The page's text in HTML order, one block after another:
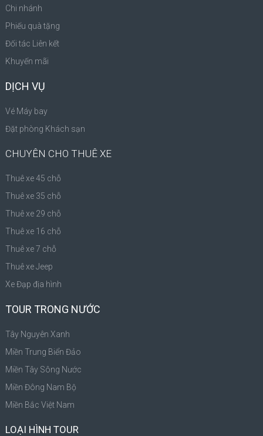
Chi nhánh
Phiếu quà tặng
Đối tác Liên kết
Khuyến mãi
DỊCH VỤ
Vé Máy bay
Đặt phòng Khách sạn
CHUYÊN CHO THUÊ XE
Thuê xe 45 chỗ
Thuê xe 35 chỗ
Thuê xe 29 chỗ
Thuê xe 16 chỗ
Thuê xe 7 chỗ
Thuê xe Jeep
Xe Đạp địa hình
TOUR TRONG NƯỚC
Tây Nguyên Xanh
Miền Trung Biển Đảo
Miền Tây Sông Nước
Miền Đông Nam Bộ
Miền Bắc Việt Nam
LOẠI HÌNH TOUR